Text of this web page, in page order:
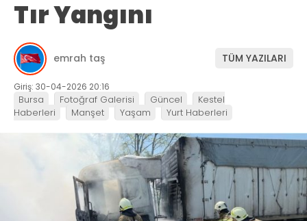
Tır Yangını
emrah taş TÜM YAZILARI
Giriş: 30-04-2026 20:16
Bursa Fotoğraf Galerisi Güncel
Kestel
Haberleri
Manşet Yaşam Yurt Haberleri